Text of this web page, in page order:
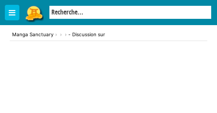
Manga Sanctuary › › › - Discussion sur